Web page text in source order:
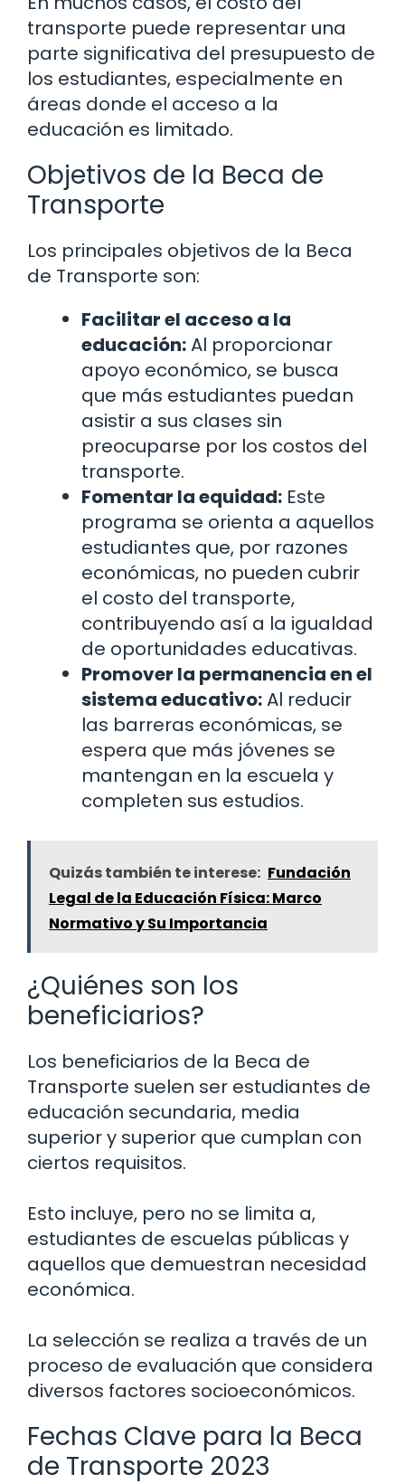
transporte puede representar una
parte significativa del presupuesto de
los estudiantes, especialmente en
áreas donde el acceso a la
educación es limitado.
Objetivos de la Beca de
Transporte
Los principales objetivos de la Beca
de Transporte son:
Facilitar el acceso a la
educación:Al proporcionar
apoyo económico, se busca
que más estudiantes puedan
asistir a sus clases sin
preocuparse por los costos del
transporte.
Fomentar la equidad: Este
programa se orienta a aquellos
estudiantes que, por razones
económicas, no pueden cubrir
el costo del transporte,
contribuyendo así a la igualdad
de oportunidades educativas.
Promover la permanencia en el
sistema educativo:Al reducir
las barreras económicas, se
espera que más jóvenes se
mantengan en la escuela y
completen sus estudios.
Quizás también te interese: Fundación
Legal de la Educación Física: Marco
Normativo y Su Importancia
¿Quiénes son los
beneficiarios?
Los beneficiarios de la Beca de
Transporte suelen ser estudiantes de
educación secundaria, media
superior y superior que cumplan con
ciertos requisitos.
Esto incluye, pero no se limita a,
estudiantes de escuelas públicas y
aquellos que demuestran necesidad
económica.
La selección se realiza a través de un
proceso de evaluación que considera
diversos factores socioeconómicos.
Fechas Clave para la Beca
de Transporte 2023